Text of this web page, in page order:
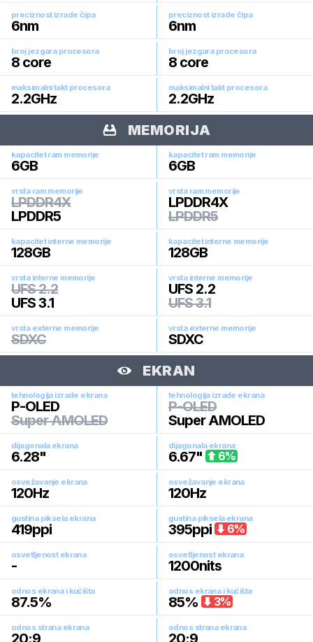
preciznost izrade čipa
6nm
preciznost izrade čipa
6nm
broj jezgara procesora
8 core
broj jezgara procesora
8 core
maksimalni takt procesora
2.2GHz
maksimalni takt procesora
2.2GHz
MEMORIJA
kapacitet ram memorije
6GB
kapacitet ram memorije
6GB
vrsta ram memorije
LPDDR4X
LPDDR5
vrsta ram memorije
LPDDR4X
LPDDR5
kapacitet interne memorije
128GB
kapacitet interne memorije
128GB
vrsta interne memorije
UFS 2.2
UFS 3.1
vrsta interne memorije
UFS 2.2
UFS 3.1
vrsta externe memorije
SDXC
vrsta externe memorije
SDXC
EKRAN
tehnologija izrade ekrana
P-OLED
Super AMOLED
tehnologija izrade ekrana
P-OLED
Super AMOLED
dijagonala ekrana
6.28"
dijagonala ekrana
6.67" 6%
osvežavanje ekrana
120Hz
osvežavanje ekrana
120Hz
gustina piksela ekrana
419ppi
gustina piksela ekrana
395ppi 6%
osvetljenost ekrana
-
osvetljenost ekrana
1200nits
odnos ekrana i kućišta
87.5%
odnos ekrana i kućišta
85% 3%
odnos strana ekrana
20:9
odnos strana ekrana
20:9